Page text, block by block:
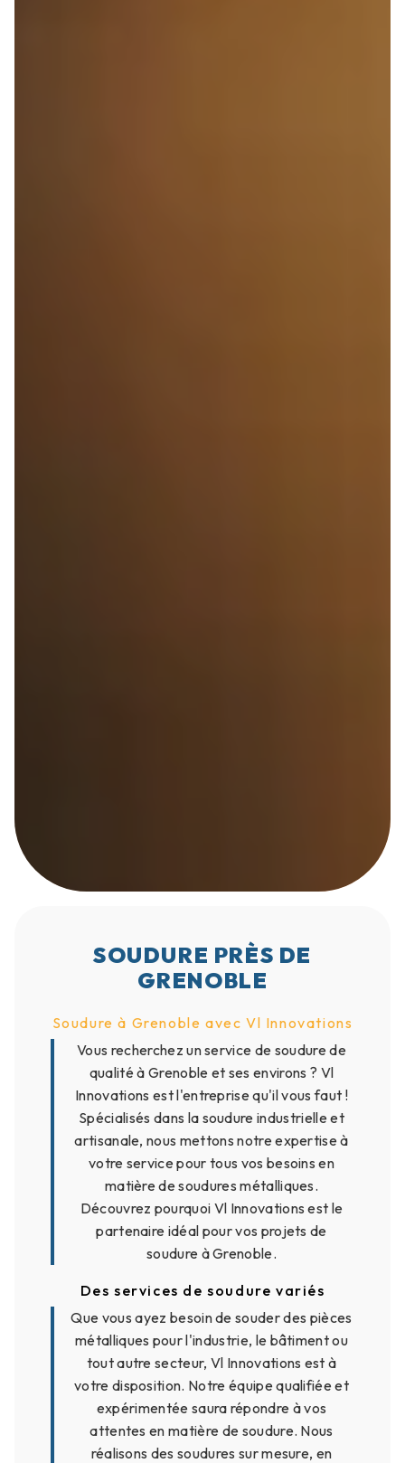
SOUDURE PRÈS DE
GRENOBLE
Soudure à Grenoble avec Vl Innovations
Vous recherchez un service de soudure de
qualité à Grenoble et ses environs ? Vl
Innovations est l'entreprise qu'il vous faut !
Spécialisés dans la soudure industrielle et
artisanale, nous mettons notre expertise à
votre service pour tous vos besoins en
matière de soudures métalliques.
Découvrez pourquoi Vl Innovations est le
partenaire idéal pour vos projets de
soudure à Grenoble.
Des services de soudure variés
Que vous ayez besoin de souder des pièces
métalliques pour l'industrie, le bâtiment ou
tout autre secteur, Vl Innovations est à
votre disposition. Notre équipe qualifiée et
expérimentée saura répondre à vos
attentes en matière de soudure. Nous
réalisons des soudures sur mesure, en